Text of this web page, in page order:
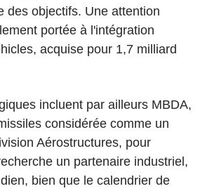
des objectifs. Une attention
portée à l'intégration
acquise pour 1,7 milliard
incluent par ailleurs MBDA,
considérée comme un
Aérostructures, pour
un partenaire industriel,
bien que le calendrier de